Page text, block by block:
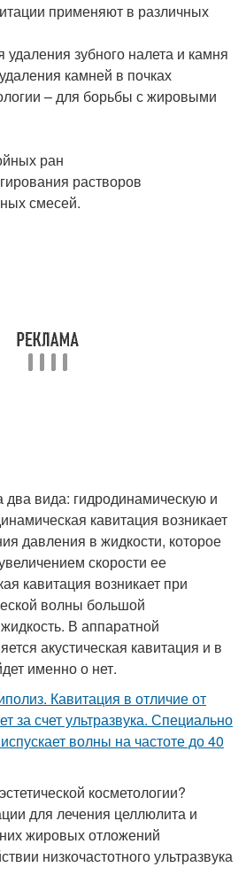
применяют в различных
зубного налета и камня
камней в почках
– для борьбы с жировыми
ран
растворов
смесей.
два вида: гидродинамическую и
кавитация возникает
давления в жидкости, которое
скорости ее
кавитация возникает при
волны большой
В аппаратной
акустическая кавитация и в
именно о нет.
Кавитация в отличие от
за счет ультразвука. Специально
волны на частоте до 40
косметологии?
для лечения целлюлита и
жировых отложений
низкочастотного ультразвука